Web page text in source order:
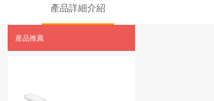
產品詳細介紹
産品推薦